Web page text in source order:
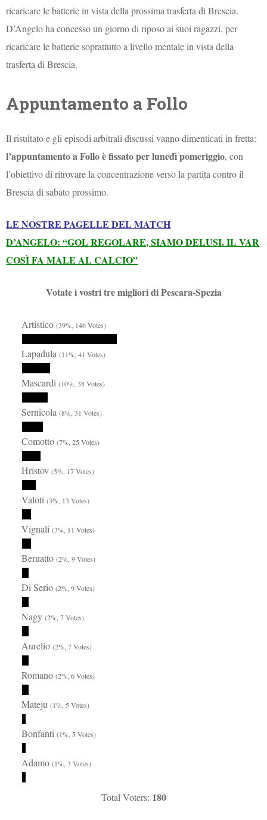
ricaricare le batterie in vista della prossima trasferta di Brescia.
D’Angelo ha concesso un giorno di riposo ai suoi ragazzi, per
ricaricare le batterie soprattutto a livello mentale in vista della
trasferta di Brescia.
Appuntamento a Follo
Il risultato e gli episodi arbitrali discussi vanno dimenticati in fretta:
l’appuntamento a Follo è fissato per lunedì pomeriggio, con
l’obiettivo di ritrovare la concentrazione verso la partita contro il
Brescia di sabato prossimo.
LE NOSTRE PAGELLE DEL MATCH
D’ANGELO: “GOL REGOLARE, SIAMO DELUSI. IL VAR
COSÌ FA MALE AL CALCIO”
Votate i vostri tre migliori di Pescara-Spezia
Artistico(39%, 146 Votes)
Lapadula(11%, 41 Votes)
Mascardi(10%, 38 Votes)
Sernicola(8%, 31 Votes)
Comotto(7%, 25 Votes)
Hristov(5%, 17 Votes)
Valoti(3%, 13 Votes)
Vignali(3%, 11 Votes)
Beruatto(2%, 9 Votes)
Di Serio(2%, 9 Votes)
Nagy(2%, 7 Votes)
Aurelio(2%, 7 Votes)
Romano(2%, 6 Votes)
Mateju(1%, 5 Votes)
Bonfanti(1%, 5 Votes)
Adamo(1%, 3 Votes)
Total Voters: 180